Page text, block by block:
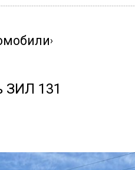
›
ЗИЛ 131